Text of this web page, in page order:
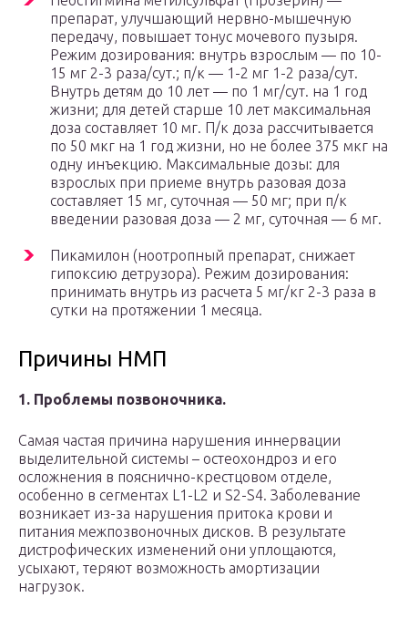
препарат, улучшающий нервно-мышечную
передачу, повышает тонус мочевого пузыря.
Режим дозирования: внутрь взрослым — по 10-
15 мг 2-3 раза/сут.; п/к — 1-2 мг 1-2 раза/сут.
Внутрь детям до 10 лет — по 1 мг/сут. на 1 год
жизни; для детей старше 10 лет максимальная
доза составляет 10 мг. П/к доза рассчитывается
по 50 мкг на 1 год жизни, но не более 375 мкг на
одну инъекцию. Максимальные дозы: для
взрослых при приеме внутрь разовая доза
составляет 15 мг, суточная — 50 мг; при п/к
введении разовая доза — 2 мг, суточная — 6 мг.
Пикамилон (ноотропный препарат, снижает
гипоксию детрузора). Режим дозирования:
принимать внутрь из расчета 5 мг/кг 2-3 раза в
сутки на протяжении 1 месяца.
Причины НМП
1. Проблемы позвоночника.
Самая частая причина нарушения иннервации
выделительной системы – остеохондроз и его
осложнения в пояснично-крестцовом отделе,
особенно в сегментах L1-L2 и S2-S4. Заболевание
возникает из-за нарушения притока крови и
питания межпозвоночных дисков. В результате
дистрофических изменений они уплощаются,
усыхают, теряют возможность амортизации
нагрузок.